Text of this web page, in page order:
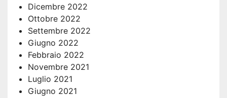
Dicembre 2022
Ottobre 2022
Settembre 2022
Giugno 2022
Febbraio 2022
Novembre 2021
Luglio 2021
Giugno 2021